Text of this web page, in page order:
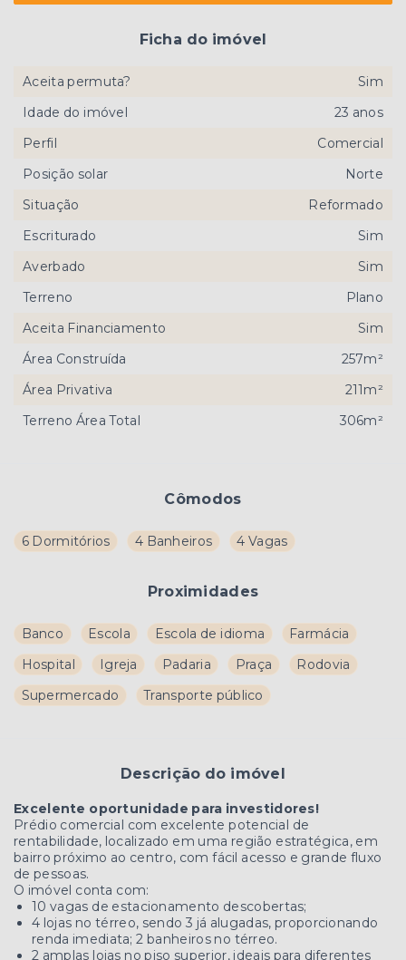
Cômodos
6 Dormitórios 4 Banheiros 4 Vagas
Proximidades
Banco Escola Escola de idioma
Farmácia
Hospital
Igreja Padaria Praça
Rodovia
Supermercado
Transporte público
Descrição do imóvel
Excelente oportunidade para investidores!
Prédio comercial com excelente potencial de
rentabilidade, localizado em uma região estratégica, em
bairro próximo ao centro, com fácil acesso e grande fluxo
de pessoas.
O imóvel conta com:
10 vagas de estacionamento descobertas;
4 lojas no térreo, sendo 3 já alugadas, proporcionando
renda imediata; 2 banheiros no térreo.
2 amplas lojas no piso superior, ideais para diferentes
Ficha do imóvel
Aceita permuta?
Sim
Idade do imóvel
23 anos
Perfil
Comercial
Posição solar
Norte
Situação
Reformado
Escriturado
Sim
Averbado
Sim
Terreno
Plano
Aceita Financiamento
Sim
Área Construída
257m²
Área Privativa
211m²
Terreno Área Total
306m²